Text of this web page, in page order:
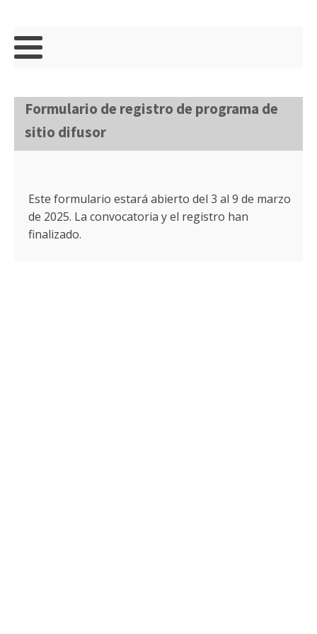
Formulario de registro de programa de
sitio difusor
Este formulario estará abierto del 3 al 9 de marzo
de 2025. La convocatoria y el registro han
finalizado.